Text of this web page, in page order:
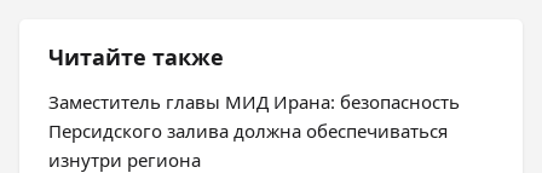
Читайте также
Заместитель главы МИД Ирана: безопасность
Персидского залива должна обеспечиваться
изнутри региона